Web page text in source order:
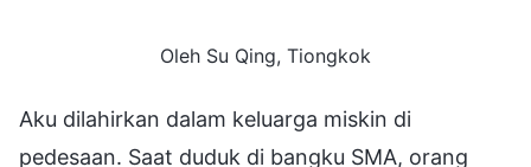
Oleh Su Qing, Tiongkok
Aku dilahirkan dalam keluarga miskin di
pedesaan. Saat duduk di bangku SMA, orang